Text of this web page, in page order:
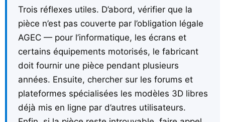
Trois réflexes utiles. D’abord, vérifier que la
pièce n’est pas couverte par l’obligation légale
AGEC — pour l’informatique, les écrans et
certains équipements motorisés, le fabricant
doit fournir une pièce pendant plusieurs
années. Ensuite, chercher sur les forums et
plateformes spécialisées les modèles 3D libres
déjà mis en ligne par d’autres utilisateurs.